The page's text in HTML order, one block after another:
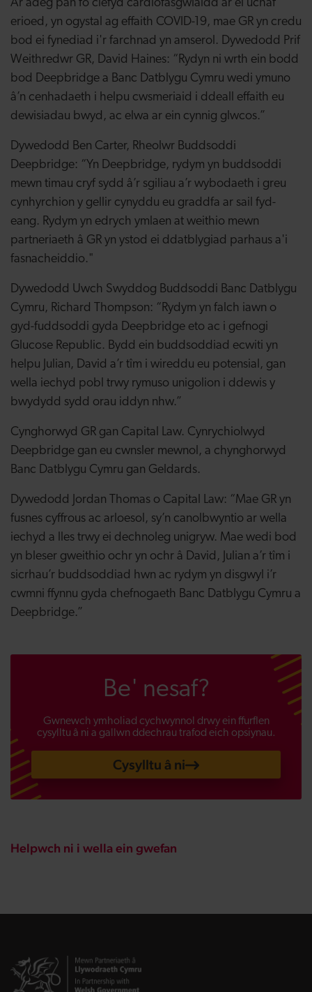
Ar adeg pan fo clefyd cardiofasgwlaidd ar ei uchaf
erioed, yn ogystal ag effaith COVID-19, mae GR yn credu
bod ei fynediad i'r farchnad yn amserol. Dywedodd Prif
Weithredwr GR, David Haines: “Rydyn ni wrth ein bodd
bod Deepbridge a Banc Datblygu Cymru wedi ymuno
â’n cenhadaeth i helpu cwsmeriaid i ddeall effaith eu
dewisiadau bwyd, ac elwa ar ein cynnig glwcos.”
Dywedodd Ben Carter, Rheolwr Buddsoddi
Deepbridge: “Yn Deepbridge, rydym yn buddsoddi
mewn timau cryf sydd â’r sgiliau a’r wybodaeth i greu
cynhyrchion y gellir cynyddu eu graddfa ar sail fyd-
eang. Rydym yn edrych ymlaen at weithio mewn
partneriaeth â GR yn ystod ei ddatblygiad parhaus a'i
fasnacheiddio."
Dywedodd Uwch Swyddog Buddsoddi Banc Datblygu
Cymru, Richard Thompson: “Rydym yn falch iawn o
gyd-fuddsoddi gyda Deepbridge eto ac i gefnogi
Glucose Republic. Bydd ein buddsoddiad ecwiti yn
helpu Julian, David a’r tîm i wireddu eu potensial, gan
wella iechyd pobl trwy rymuso unigolion i ddewis y
bwydydd sydd orau iddyn nhw.”
Cynghorwyd GR gan Capital Law. Cynrychiolwyd
Deepbridge gan eu cwnsler mewnol, a chynghorwyd
Banc Datblygu Cymru gan Geldards.
Dywedodd Jordan Thomas o Capital Law: “Mae GR yn
fusnes cyffrous ac arloesol, sy’n canolbwyntio ar wella
iechyd a lles trwy ei dechnoleg unigryw. Mae wedi bod
yn bleser gweithio ochr yn ochr â David, Julian a’r tîm i
sicrhau’r buddsoddiad hwn ac rydym yn disgwyl i’r
cwmni ffynnu gyda chefnogaeth Banc Datblygu Cymru a
Deepbridge.”
Be' nesaf?
Gwnewch ymholiad cychwynnol drwy ein ffurflen
cysylltu â ni a gallwn ddechrau trafod eich opsiynau.
Cysylltu â ni
Helpwch ni i wella ein gwefan